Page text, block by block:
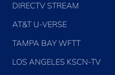
DIRECTV STREAM
AT&T U-VERSE
TAMPA BAY WFTT
LOS ANGELES KSCN-TV